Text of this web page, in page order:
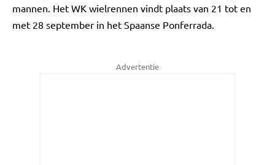
mannen. Het WK wielrennen vindt plaats van 21 tot en
met 28 september in het Spaanse Ponferrada.
Advertentie